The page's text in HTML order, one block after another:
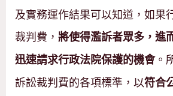
及實務運作結果可以知道，如果
裁判費， 將使得濫訴者眾多，進
迅速請求行政法院保護的機會。
訴訟裁判費的各項標準，以符合